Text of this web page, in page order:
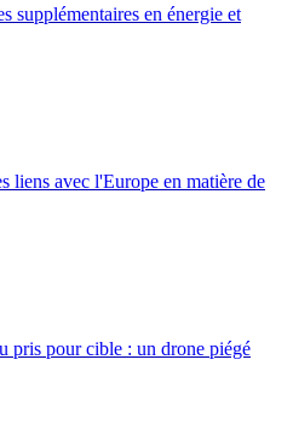
supplémentaires en énergie et
liens avec l'Europe en matière de
pris pour cible : un drone piégé